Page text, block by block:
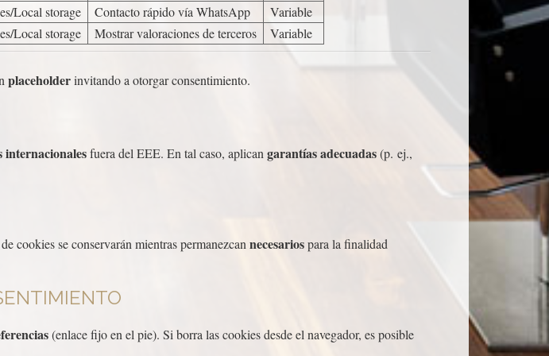
Local storage Contacto rápido vía WhatsApp Variable
Local storage Mostrar valoraciones de terceros Variable
placeholderinvitando a otorgar consentimiento.
internacionalesfuera del EEE. En tal caso, aplicangarantías adecuadas(p. ej.,
cookies se conservarán mientras permanezcannecesariospara la finalidad
(enlace fijo en el pie). Si borra las cookies desde el navegador, es posible